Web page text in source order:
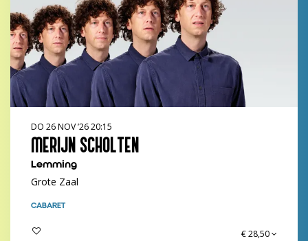
MERIJN SCHOLTEN
Lemming
DO 26 NOV ’2620:15
Grote Zaal
CABARET
€ 28,50